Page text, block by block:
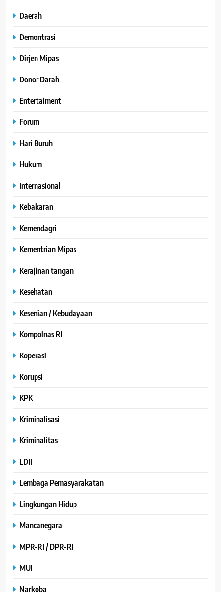
Daerah
Demontrasi
Dirjen Mipas
Donor Darah
Entertaiment
Forum
Hari Buruh
Hukum
Internasional
Kebakaran
Kemendagri
Kementrian Mipas
Kerajinan tangan
Kesehatan
Kesenian / Kebudayaan
Kompolnas RI
Koperasi
Korupsi
KPK
Kriminalisasi
Kriminalitas
LDII
Lembaga Pemasyarakatan
Lingkungan Hidup
Mancanegara
MPR-RI / DPR-RI
MUI
Narkoba